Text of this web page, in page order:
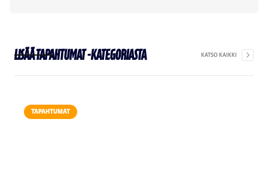
LisääTapahtumat-kategoriasta KATSO KAIKKI
TAPAHTUMAT